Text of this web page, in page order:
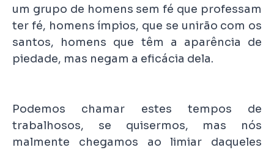
um grupo de homens sem fé que professam
ter fé, homens ímpios, que se unirão com os
santos, homens que têm a aparência de
piedade, mas negam a eficácia dela.
Podemos chamar estes tempos de
trabalhosos, se quisermos, mas nós
malmente chegamos ao limiar daqueles